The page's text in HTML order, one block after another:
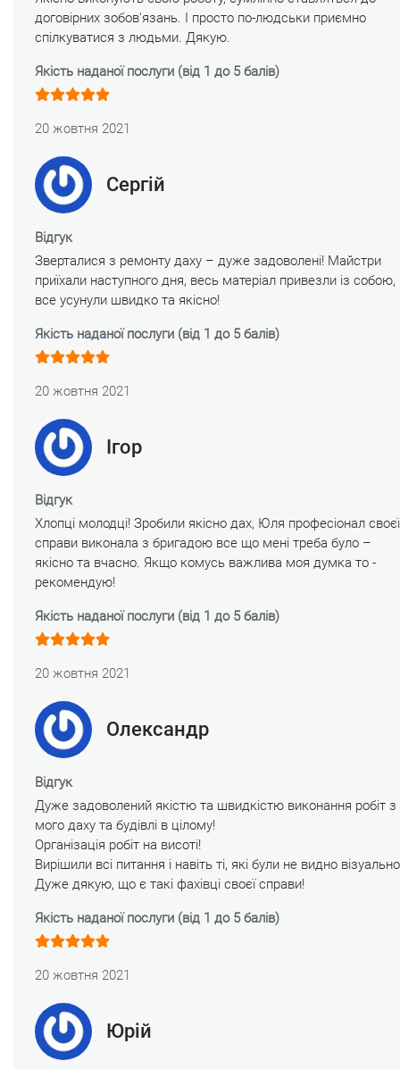
договірних зобов'язань. І просто по-людськи приємно
спілкуватися з людьми. Дякую.
Якість наданої послуги (від 1 до 5 балів)
20 жовтня 2021
Сергій
Відгук
Зверталися з ремонту даху – дуже задоволені! Майстри
приїхали наступного дня, весь матеріал привезли із собою,
все усунули швидко та якісно!
Якість наданої послуги (від 1 до 5 балів)
20 жовтня 2021
Ігор
Відгук
Хлопці молодці! Зробили якісно дах, Юля професіонал своєї
справи виконала з бригадою все що мені треба було –
якісно та вчасно. Якщо комусь важлива моя думка то -
рекомендую!
Якість наданої послуги (від 1 до 5 балів)
20 жовтня 2021
Олександр
Відгук
Дуже задоволений якістю та швидкістю виконання робіт з
мого даху та будівлі в цілому!
Організація робіт на висоті!
Вирішили всі питання і навіть ті, які були не видно
Дуже дякую, що є такі фахівці своєї справи!
Якість наданої послуги (від 1 до 5 балів)
20 жовтня 2021
Юрій